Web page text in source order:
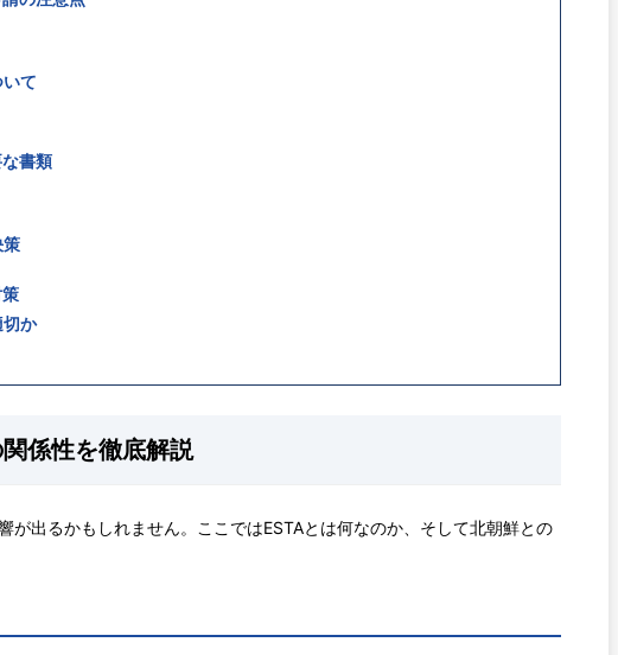
て
書類
策
か
係性を徹底解説
が出るかもしれません。ここではESTAとは何なのか、そして北朝鮮との